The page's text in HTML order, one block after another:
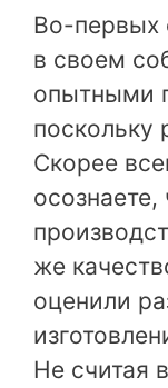
Во-первых
в своем
опытными
поскольку
Скорее
же
оценили
Не считая